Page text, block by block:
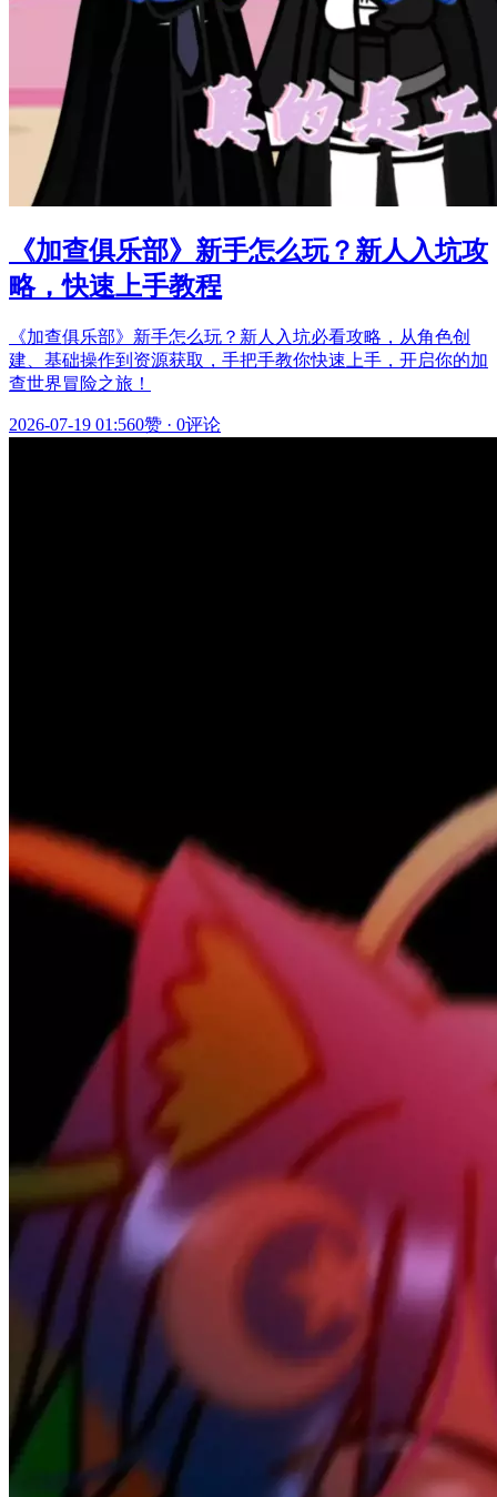
《加查俱乐部》新手怎么玩？新人入坑攻
略，快速上手教程
《加查俱乐部》新手怎么玩？新人入坑必看攻略，从角色创
建、基础操作到资源获取，手把手教你快速上手，开启你的加
查世界冒险之旅！
2026-07-19 01:560赞 · 0评论